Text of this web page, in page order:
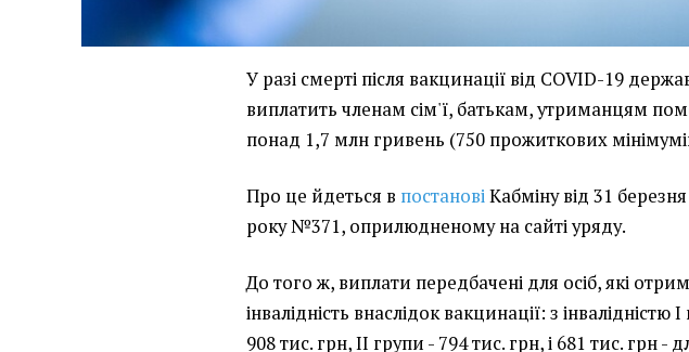
У разі смерті після вакцинації від COVID-19
виплатить членам сім'ї, батькам, утриманцям
понад 1,7 млн гривень (750 прожиткових
Про це йдеться в постановіКабміну від 31
року №371, оприлюдненому на сайті уряду.
До того ж, виплати передбачені для осіб, які
інвалідність внаслідок вакцинації: з інвалідністю
908 тис. грн, II групи - 794 тис. грн, і 681 тис. грн -